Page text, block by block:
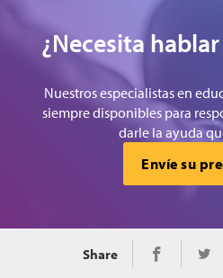
¿Necesita
Nuestros especialistas en
siempre disponibles para
darle la ayuda
Envíe su
Share Share on